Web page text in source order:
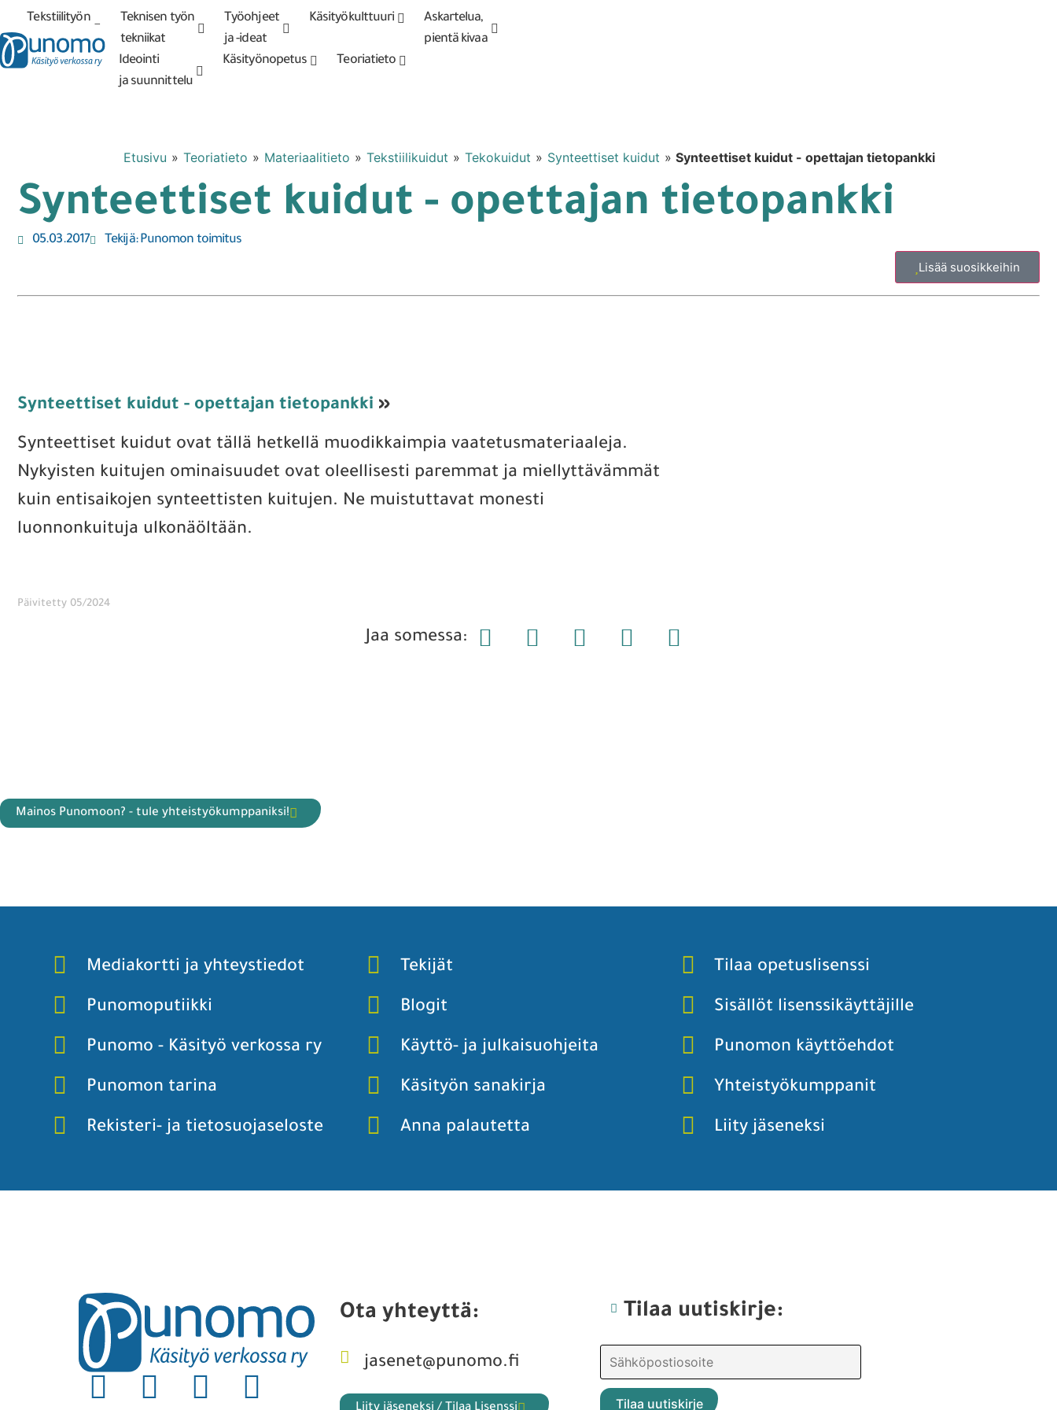
Tarkennettu PunomoputiikkiKirjaudu tai
rekisteröidy
Tekstiilityön
tekniikat
Teknisen työn
tekniikat
Työohjeet
ja -ideat
Käsityökulttuuri
Askartelua,
pientä kivaa
Ideointi
ja suunnittelu
Käsityönopetus Teoriatieto
Etusivu » Teoriatieto » Materiaalitieto » Tekstiilikuidut » Tekokuidut » Synteettiset kuidut » Synteettiset kuidut - opettajan tietopankki
Synteettiset kuidut - opettajan tietopankki
05.03.2017 Tekijä:Punomon toimitus
Lisää suosikkeihin
Synteettiset kuidut - opettajan tietopankki »
Synteettiset kuidut ovat tällä hetkellä muodikkaimpia vaatetusmateriaaleja.
Nykyisten kuitujen ominaisuudet ovat oleellisesti paremmat ja miellyttävämmät
kuin entisaikojen synteettisten kuitujen. Ne muistuttavat monesti
luonnonkuituja ulkonäöltään.
Päivitetty 05/2024
Jaa somessa:
Mainos Punomoon? - tule yhteistyökumppaniksi!
Mediakortti ja yhteystiedot
Punomoputiikki
Punomo - Käsityö verkossa ry
Punomon tarina
Rekisteri- ja tietosuojaseloste
Tekijät
Blogit
Käyttö- ja julkaisuohjeita
Käsityön sanakirja
Anna palautetta
Tilaa opetuslisenssi
Sisällöt lisenssikäyttäjille
Punomon käyttöehdot
Yhteistyökumppanit
Liity jäseneksi
Ota yhteyttä:
jasenet@punomo.fi
Tilaa uutiskirje: